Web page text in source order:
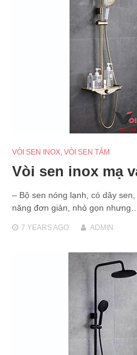
VÒI SEN INOX, VÒI SEN TẮM
Vòi sen inox mạ
– Bộ sen nóng lạnh, có dây
năng đơn giản, nhỏ gọn
7 YEARSAGO ADMIN